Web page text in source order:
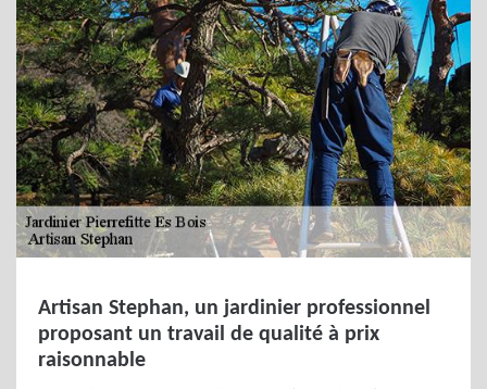
Artisan Stephan, un jardinier professionnel
proposant un travail de qualité à prix
raisonnable